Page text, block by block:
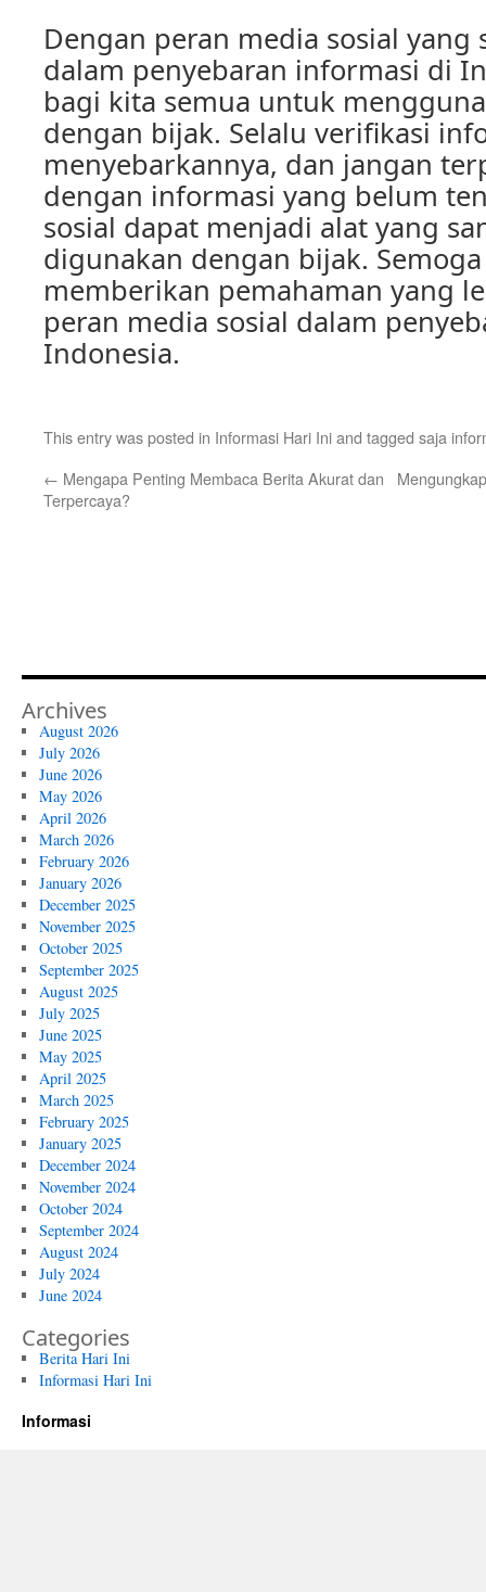
Dengan peran media sosial yang
dalam penyebaran informasi di
bagi kita semua untuk
dengan bijak. Selalu verifikasi
menyebarkannya, dan jangan
dengan informasi yang belum
sosial dapat menjadi alat yang
digunakan dengan bijak.
memberikan pemahaman yang
peran media sosial dalam
Indonesia.
This entry was posted in Informasi Hari Iniand tagged saja
← Mengapa Penting Membaca Berita Akurat dan
Terpercaya?
Archives
August 2026
July 2026
June 2026
May 2026
April 2026
March 2026
February 2026
January 2026
December 2025
November 2025
October 2025
September 2025
August 2025
July 2025
June 2025
May 2025
April 2025
March 2025
February 2025
January 2025
December 2024
November 2024
October 2024
September 2024
August 2024
July 2024
June 2024
Categories
Berita Hari Ini
Informasi Hari Ini
Informasi